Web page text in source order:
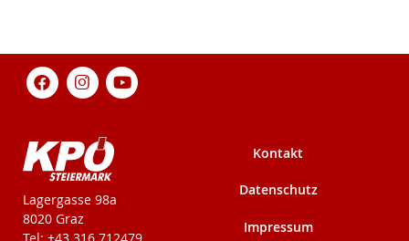
KPÖ-Steiermark
Lagergasse 98a
8020 Graz
Kontakt
Datenschutz
Impressum